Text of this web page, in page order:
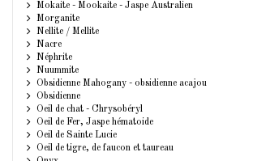
Mokaite - Mookaite - Jaspe Australien
Morganite
Nellite / Mellite
Nacre
Néphrite
Nuummite
Obsidienne Mahogany - obsidienne acajou
Obsidienne
Oeil de chat - Chrysobéryl
Oeil de Fer, Jaspe hématoide
Oeil de Sainte Lucie
Oeil de tigre, de faucon et taureau